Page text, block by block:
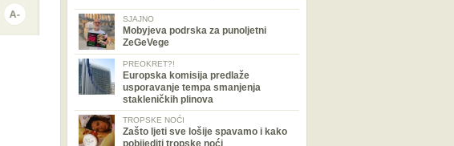
SJAJNO
Mobyjeva podrska za punoljetni
ZeGeVege
PREOKRET?!
Europska komisija predlaže
usporavanje tempa smanjenja
stakleničkih plinova
TROPSKE NOĆI
Zašto ljeti sve lošije spavamo i kako
pobijediti tropske noći